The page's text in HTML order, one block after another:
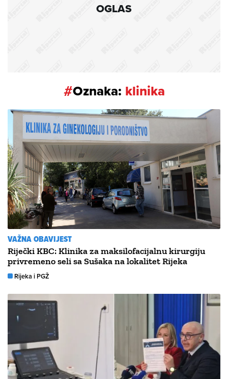
OGLAS
#Oznaka: klinika
VAŽNA OBAVIJEST
Riječki KBC: Klinika za maksilofacijalnu kirurgiju
privremeno seli sa Sušaka na lokalitet Rijeka
Rijeka i PGŽ